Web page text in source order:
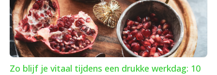
Zo blijf je vitaal tijdens een drukke werkdag: 10